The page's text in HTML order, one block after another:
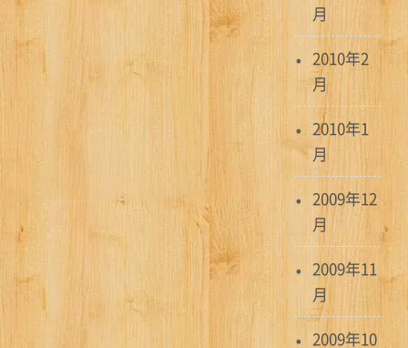
月
2010年2
月
2010年1
月
2009年12
月
2009年11
月
2009年10